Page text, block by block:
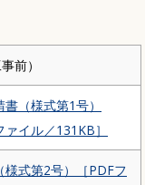
前）
（様式第1号）
ァイル／131KB］
様式第2号）［PDFフ